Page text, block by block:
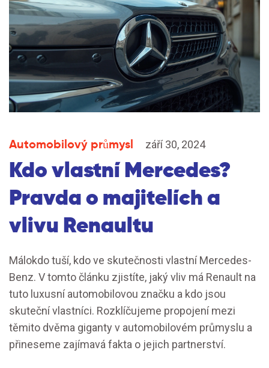
Automobilový průmysl září 30, 2024
Kdo vlastní Mercedes?
Pravda o majitelích a
vlivu Renaultu
Málokdo tuší, kdo ve skutečnosti vlastní Mercedes-
Benz. V tomto článku zjistíte, jaký vliv má Renault na
tuto luxusní automobilovou značku a kdo jsou
skuteční vlastníci. Rozklíčujeme propojení mezi
těmito dvěma giganty v automobilovém průmyslu a
přineseme zajímavá fakta o jejich partnerství.